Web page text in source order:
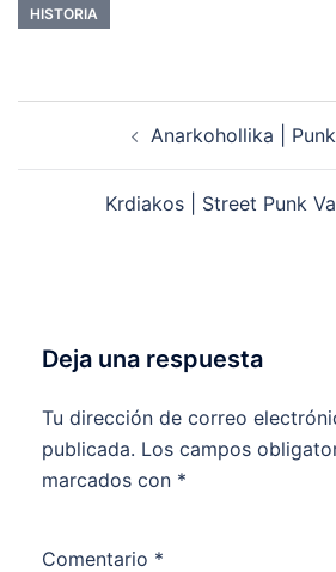
HISTORIA
entradas
Anarkohollika |
Krdiakos | Street Punk
Deja una respuesta
Tu dirección de correo
publicada. Los campos
marcados con *
Comentario *